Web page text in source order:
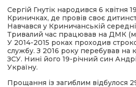
Сергій Гнутік народився 6 квітня
Криничках, де провів своє
Навчався у Криничанській
Тривалий час працював на ДМК
У 2014-2015 роках проходив
службу. З 2016 року перебував на
ЗСУ. Нині його 19-річний син
Україну.
Прощання із загиблим відбулося